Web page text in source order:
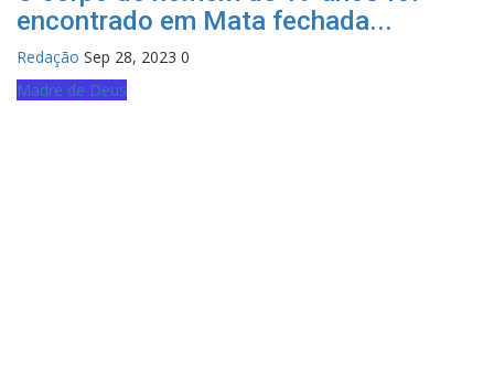
encontrado em Mata fechada...
Redação Sep 28, 2023 0
Madre de Deus